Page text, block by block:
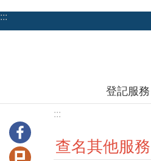
跳到主要內容區塊
:::
登記服務
:::
查名其他服務